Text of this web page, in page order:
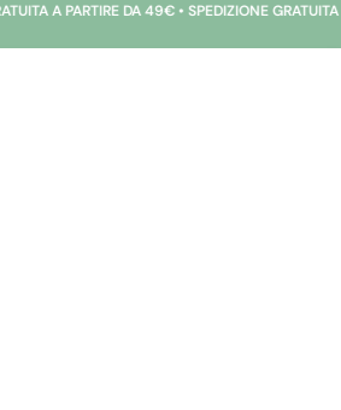
PARTIRE DA 49€ • SPEDIZIONE GRATUITA A